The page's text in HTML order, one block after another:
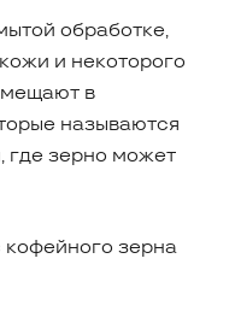
обработке,
и некоторого
в
называются
зерно может
кофейного зерна